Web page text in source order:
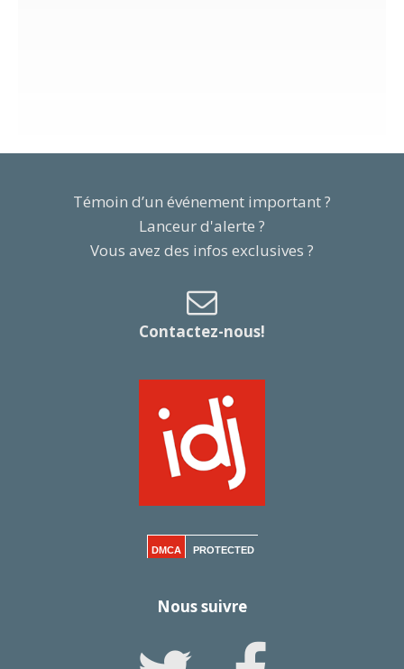
Témoin d’un événement important ?
Lanceur d'alerte ?
Vous avez des infos exclusives ?
Contactez-nous!
DMCA PROTECTED
Nous suivre